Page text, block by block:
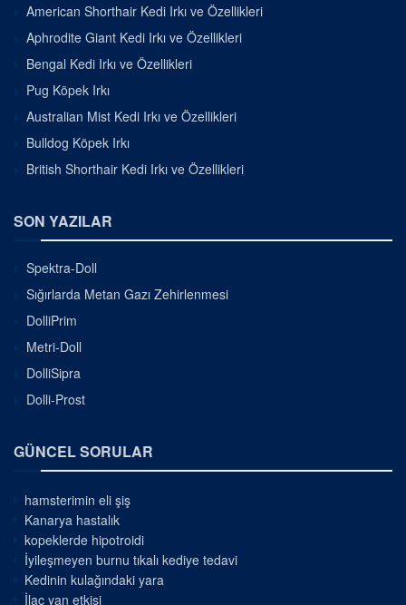
American Shorthair Kedi Irkı ve Özellikleri
Aphrodite Giant Kedi Irkı ve Özellikleri
Bengal Kedi Irkı ve Özellikleri
Pug Köpek Irkı
Australian Mist Kedi Irkı ve Özellikleri
Bulldog Köpek Irkı
British Shorthair Kedi Irkı ve Özellikleri
SON YAZILAR
Spektra-Doll
Sığırlarda Metan Gazı Zehirlenmesi
DolliPrim
Metri-Doll
DolliSipra
Dolli-Prost
GÜNCEL SORULAR
hamsterimin eli şiş
Kanarya hastalık
kopeklerde hipotroidi
İyileşmeyen burnu tıkalı kediye tedavi
Kedinin kulağındaki yara
İlaç yan etkisi